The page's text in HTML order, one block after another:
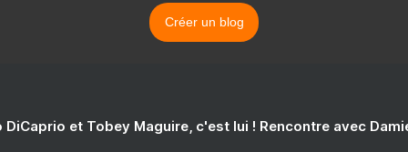
Créer un blog
DiCaprio et Tobey Maguire, c'est lui ! Rencontre avec